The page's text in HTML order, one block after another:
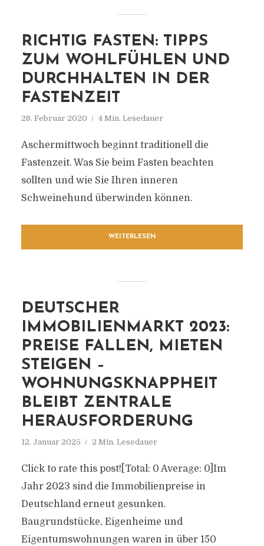
RICHTIG FASTEN: TIPPS
ZUM WOHLFÜHLEN UND
DURCHHALTEN IN DER
FASTENZEIT
28. Februar 2020 4 Min. Lesedauer
Aschermittwoch beginnt traditionell die
Fastenzeit. Was Sie beim Fasten beachten
sollten und wie Sie Ihren inneren
Schweinehund überwinden können.
WEITERLESEN
DEUTSCHER
IMMOBILIENMARKT 2023:
PREISE FALLEN, MIETEN
STEIGEN –
WOHNUNGSKNAPPHEIT
BLEIBT ZENTRALE
HERAUSFORDERUNG
12. Januar 2025 2 Min. Lesedauer
Click to rate this post![Total: 0 Average: 0]Im
Jahr 2023 sind die Immobilienpreise in
Deutschland erneut gesunken.
Baugrundstücke, Eigenheime und
Eigentumswohnungen waren in über 150